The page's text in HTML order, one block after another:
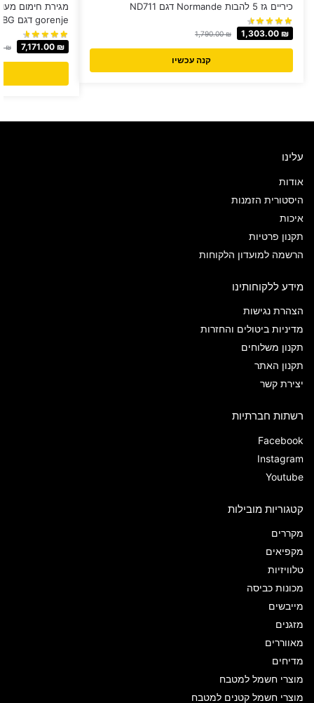
כיריים גז 5 להבות Normande דגם ND711
1,790.00₪ 1,303.00 ₪
קנה עכשיו
מגירת חימום
gorenje דגם WD1410WG / BG
₪ 7,171.00 ₪
עלינו
אודות
היסטורית הזמנות
איכות
תקנון פרטיות
הרשמה למועדון הלקוחות
מידע ללקוחותינו
הצהרת נגישות
מדיניות ביטולים והחזרות
תקנון משלוחים
תקנון האתר
יצירת קשר
רשתות חברתיות
Facebook
Instagram
Youtube
קטגוריות מובילות
מקררים
מקפיאים
טלוויזיות
מכונות כביסה
מייבשים
מזגנים
מאווררים
מדיחים
מוצרי חשמל למטבח
מוצרי חשמל קטנים למטבח